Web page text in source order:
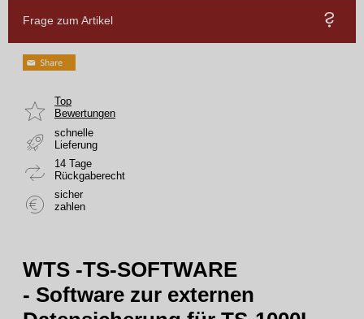
Frage zum Artikel
Top
Bewertungen
schnelle
Lieferung
14 Tage
Rückgaberecht
sicher
zahlen
WTS -TS-SOFTWARE
- Software zur externen